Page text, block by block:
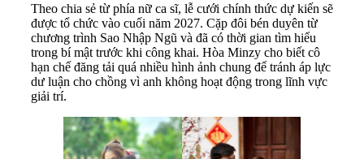
Theo chia sẻ từ phía nữ ca sĩ, lễ cưới chính thức dự kiến sẽ
được tổ chức vào cuối năm 2027. Cặp đôi bén duyên từ
chương trình Sao Nhập Ngũ và đã có thời gian tìm hiểu
trong bí mật trước khi công khai. Hòa Minzy cho biết cô
hạn chế đăng tải quá nhiều hình ảnh chung để tránh áp lực
dư luận cho chồng vì anh không hoạt động trong lĩnh vực
giải trí.